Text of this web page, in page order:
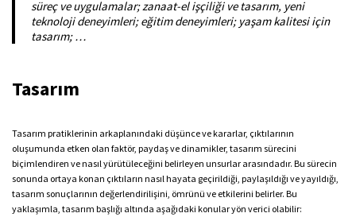
süreç ve uygulamalar; zanaat-el işçiliği ve tasarım, yeni
teknoloji deneyimleri; eğitim deneyimleri; yaşam kalitesi için
tasarım; …
Tasarım
Tasarım pratiklerinin arkaplanındaki düşünce ve kararlar, çıktılarının
oluşumunda etken olan faktör, paydaş ve dinamikler, tasarım sürecini
biçimlendiren ve nasıl yürütüleceğini belirleyen unsurlar arasındadır. Bu sürecin
sonunda ortaya konan çıktıların nasıl hayata geçirildiği, paylaşıldığı ve yayıldığı,
tasarım sonuçlarının değerlendirilişini, ömrünü ve etkilerini belirler. Bu
yaklaşımla, tasarım başlığı altında aşağıdaki konular yön verici olabilir: